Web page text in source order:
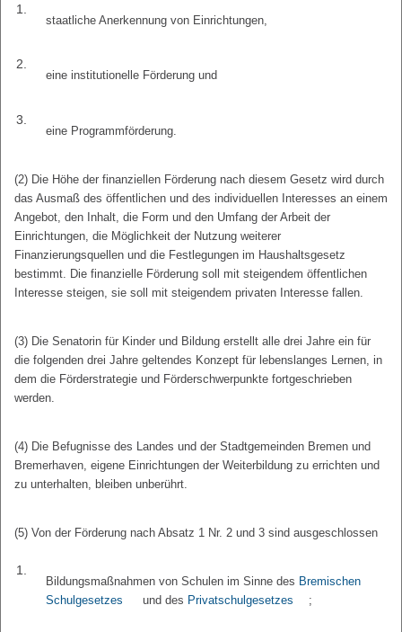
1.
staatliche Anerkennung von Einrichtungen,
2.
eine institutionelle Förderung und
3.
eine Programmförderung.
(2) Die Höhe der finanziellen Förderung nach diesem Gesetz wird durch
das Ausmaß des öffentlichen und des individuellen Interesses an einem
Angebot, den Inhalt, die Form und den Umfang der Arbeit der
Einrichtungen, die Möglichkeit der Nutzung weiterer
Finanzierungsquellen und die Festlegungen im Haushaltsgesetz
bestimmt. Die finanzielle Förderung soll mit steigendem öffentlichen
Interesse steigen, sie soll mit steigendem privaten Interesse fallen.
(3) Die Senatorin für Kinder und Bildung erstellt alle drei Jahre ein für
die folgenden drei Jahre geltendes Konzept für lebenslanges Lernen, in
dem die Förderstrategie und Förderschwerpunkte fortgeschrieben
werden.
(4) Die Befugnisse des Landes und der Stadtgemeinden Bremen und
Bremerhaven, eigene Einrichtungen der Weiterbildung zu errichten und
zu unterhalten, bleiben unberührt.
(5) Von der Förderung nach Absatz 1 Nr. 2 und 3 sind ausgeschlossen
1.
Bildungsmaßnahmen von Schulen im Sinne des Bremischen
Schulgesetzes
und des Privatschulgesetzes ;